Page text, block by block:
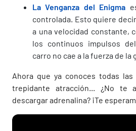
La Venganza del Enigma
controlada. Esto quiere
a una velocidad constante,
los continuos impulsos
carro no cae a la fuerza de la
Ahora que ya conoces todas
trepidante atracción... ¿No te
descargar adrenalina? ¡Te